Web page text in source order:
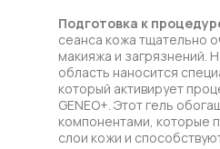
Подготовка к
сеанса кожа тщательно
макияжа и загрязнений.
область наносится
который активирует
GENEO+. Этот гель
компонентами, которые
слои кожи и